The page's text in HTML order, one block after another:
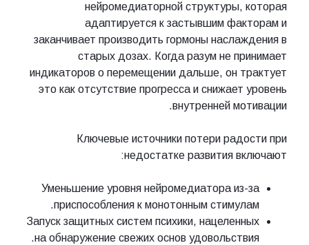
нейромедиаторной структуры, которая
адаптируется к застывшим факторам и
заканчивает производить гормоны наслаждения в
старых дозах. Когда разум не принимает
индикаторов о перемещении дальше, он трактует
это как отсутствие прогресса и снижает уровень
внутренней мотивации.
Ключевые источники потери радости при
недостатке развития включают:
Уменьшение уровня нейромедиатора из-за
приспособления к монотонным стимулам.
Запуск защитных систем психики, нацеленных
на обнаружение свежих основ удовольствия.